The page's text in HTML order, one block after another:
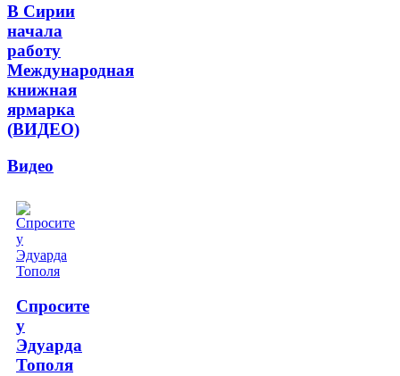
В Сирии
начала
работу
Международная
книжная
ярмарка
(ВИДЕО)
Видео
Спросите
у
Эдуарда
Тополя